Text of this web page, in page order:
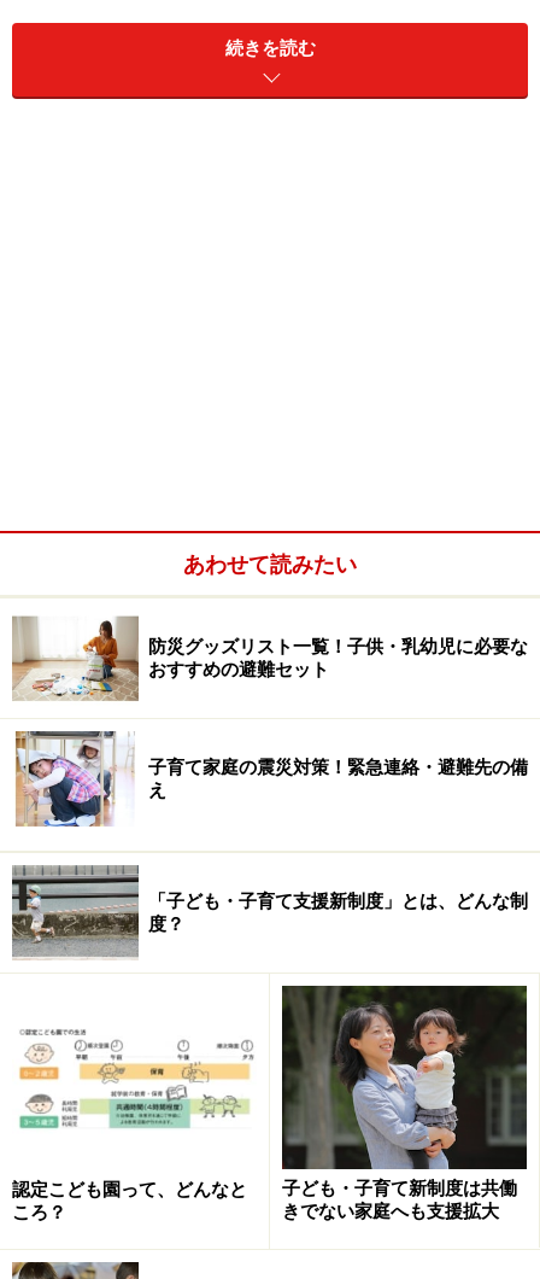
介護保険とよく似た制度に！
「子ども・子育て新支援制度」は簡単に言うと、介護保
険制度とよく似た利用方法です。介護保険では、お年寄
りが「要介護度」の認定をうけ、要介護度ごとに決めら
れただけのサービスを利用できる、というもの。同じよ
うに、新制度になったら、子どもを保育園や幼稚園、認
定こども園、認可外保育所などに預けたいと思ったら、
育度認定、のようなもの）を受けることが必要になりま
す。
続きを読む
あわせて読みたい
防災グッズリスト一覧！子供・乳幼児に必要な
おすすめの避難セット
子育て家庭の震災対策！緊急連絡・避難先の備
え
「子ども・子育て支援新制度」とは、どんな制
度？
認定こども園って、どんなと
ころ？
子ども・子育て新制度は共働
きでない家庭へも支援拡大